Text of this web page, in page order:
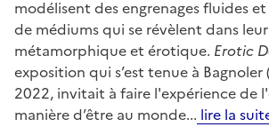
modélisent des engrenages fluides
de médiums qui se révèlent dans
métamorphique et érotique. Erotic
exposition qui s’est tenue à Bagnoler
2022, invitait à faire l'expérience de
manière d’être au monde... lire la